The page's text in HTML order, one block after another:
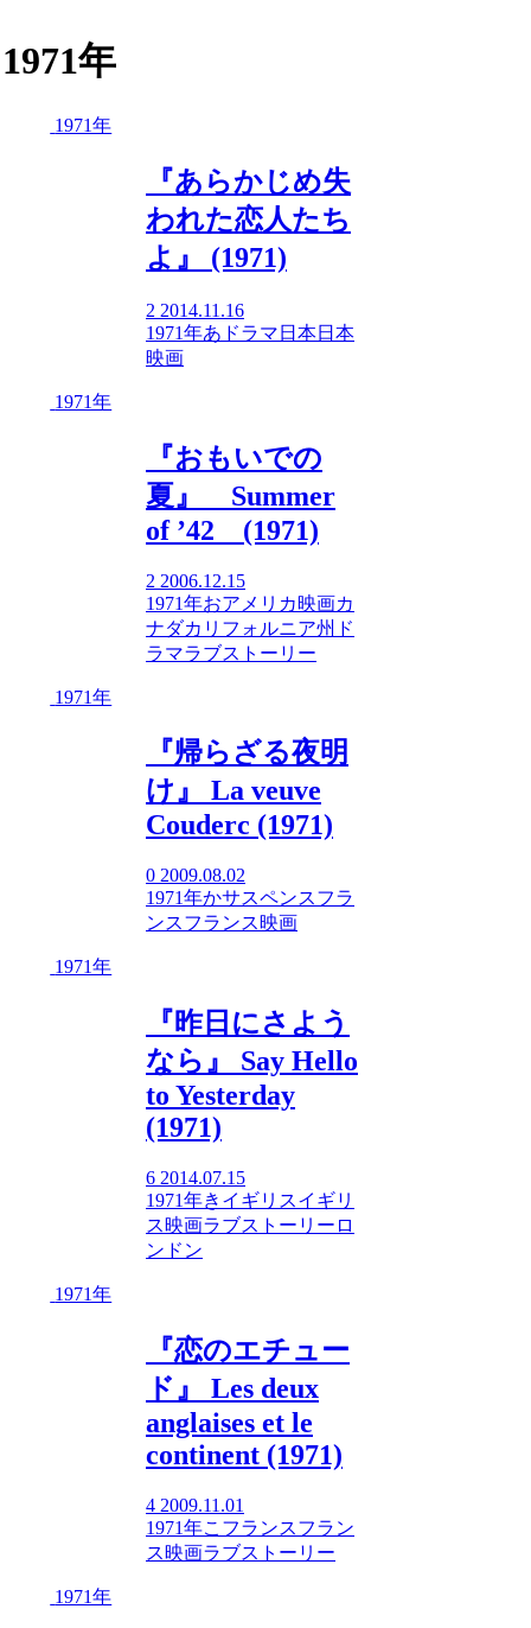
1971年
1971年
『あらかじめ失
われた恋人たち
よ』 (1971)
2 2014.11.16
1971年あ ドラマ 日本日本
映画
1971年
『おもいでの
夏』 Summer
of ’42 (1971)
2 2006.12.15
1971年おアメリカ映画カ
ナダカリフォルニア州 ド
ラマラブストーリー
1971年
『帰らざる夜明
け』 La veuve
Couderc (1971)
0 2009.08.02
1971年かサスペンスフラ
ンスフランス映画
1971年
『昨日にさよう
なら』 Say Hello
to Yesterday
(1971)
6 2014.07.15
1971年き イギリスイギリ
ス映画ラブストーリー ロ
ンドン
1971年
『恋のエチュー
ド』 Les deux
anglaises et le
continent (1971)
4 2009.11.01
1971年こ フランスフラン
ス映画ラブストーリー
1971年